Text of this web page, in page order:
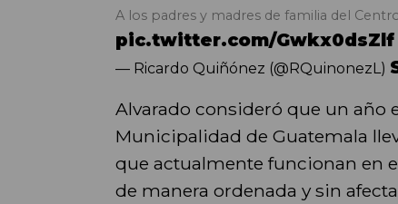
A los padres y madres de familia del
pic.twitter.com/Gwkx0dsZlf
— Ricardo Quiñónez (@RQuinonezL)
Alvarado consideró que un año
Municipalidad de Guatemala
que actualmente funcionan en
de manera ordenada y sin